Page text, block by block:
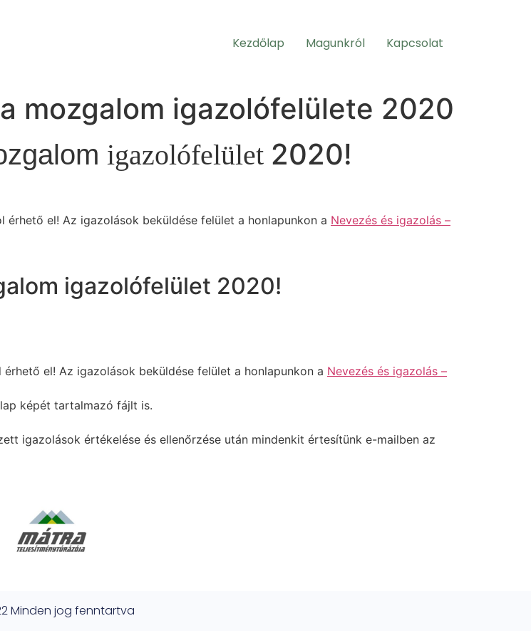
Kezdőlap Magunkról Kapcsolat
mozgalom igazolófelülete 2020
igazolófelület 2020!
el! Az igazolások beküldése felület a honlapunkon a Nevezés és igazolás –
igazolófelület 2020!
el! Az igazolások beküldése felület a honlapunkon a Nevezés és igazolás –
képét tartalmazó fájlt is.
igazolások értékelése és ellenőrzése után mindenkit értesítünk e-mailben az
Minden jog fenntartva